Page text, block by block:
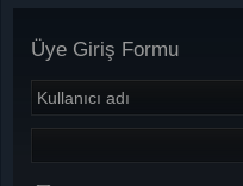
Üye Giriş Formu